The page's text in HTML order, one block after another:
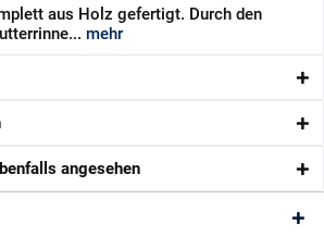
aus Holz gefertigt. Durch den
mehr
angesehen